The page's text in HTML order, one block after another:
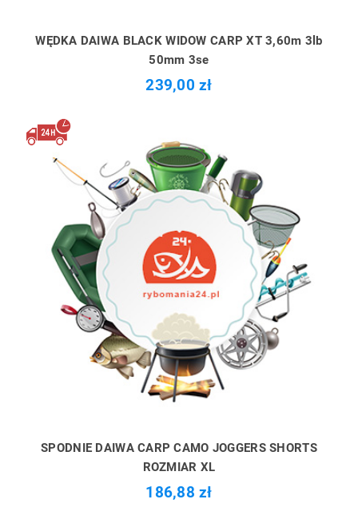
WĘDKA DAIWA BLACK WIDOW CARP XT 3,60m 3lb
50mm 3se
239,00 zł
SPODNIE DAIWA CARP CAMO JOGGERS SHORTS
ROZMIAR XL
186,88 zł